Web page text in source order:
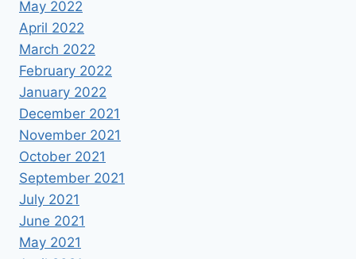
May 2022
April 2022
March 2022
February 2022
January 2022
December 2021
November 2021
October 2021
September 2021
July 2021
June 2021
May 2021